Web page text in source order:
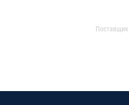
Поставщик